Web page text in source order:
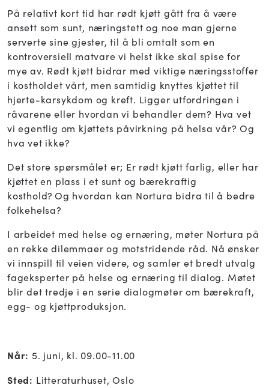
På relativt kort tid har rødt kjøtt gått fra å være
ansett som sunt, næringstett og noe man gjerne
serverte sine gjester, til å bli omtalt som en
kontroversiell matvare vi helst ikke skal spise for
mye av. Rødt kjøtt bidrar med viktige næringsstoffer
i kostholdet vårt, men samtidig knyttes kjøttet til
hjerte-karsykdom og kreft. Ligger utfordringen i
råvarene eller hvordan vi behandler dem? Hva vet
vi egentlig om kjøttets påvirkning på helsa vår? Og
hva vet ikke? ​
Det store spørsmålet er; Er rødt kjøtt farlig, eller har
kjøttet en plass i et sunt og bærekraftig
kosthold? Og hvordan kan Nortura bidra til å bedre
folkehelsa?​
I arbeidet med helse og ernæring, møter Nortura på
en rekke dilemmaer og motstridende råd. Nå ønsker
vi innspill til veien videre, og samler et bredt utvalg
fageksperter på helse og ernæring til dialog. Møtet
blir det tredje i en serie dialogmøter om bærekraft,
egg- og kjøttproduksjon.
Når: 5. juni, kl. 09.00-11.00
Sted: Litteraturhuset, Oslo